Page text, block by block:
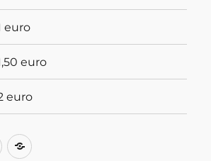
euro
euro
euro
ReceptenRecepten